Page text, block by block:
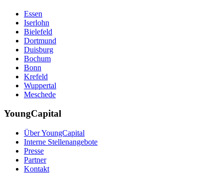
Essen
Iserlohn
Bielefeld
Dortmund
Duisburg
Bochum
Bonn
Krefeld
Wuppertal
Meschede
YoungCapital
Über YoungCapital
Interne Stellenangebote
Presse
Partner
Kontakt